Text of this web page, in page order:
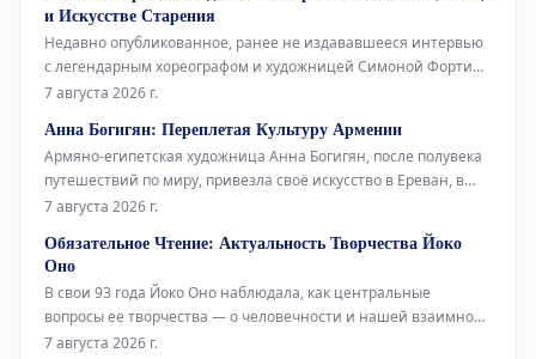
Возможно, поэтому Fr
и Искусстве Старения
Недавно опубликованное, ранее не издававшееся интервью
с легендарным хореографом и художницей Симоной Форти
проливает свет на её связи с многогранной иконой Йоко Оно,
2014 году Джулией Брайан-Уилсон, это интервью снова
вышло на свет посл
7 августа 2026 г.
Анна Богигян: Переплетая Культуру Армении
Армяно-египетская художница Анна Богигян, после полувека
путешествий по миру, привезла своё искусство в Ереван, в
Национальную галерею Армении. Её выставка под
своеобразную естественную историю Армении, выраженную
через произведения, которые нап
7 августа 2026 г.
Обязательное Чтение: Актуальность Творчества Йоко
Оно
В свои 93 года Йоко Оно наблюдала, как центральные
вопросы ее творчества — о человечности и нашей взаимной
ответственности — находили отклик у многих поколений.
7 августа 2026 г.